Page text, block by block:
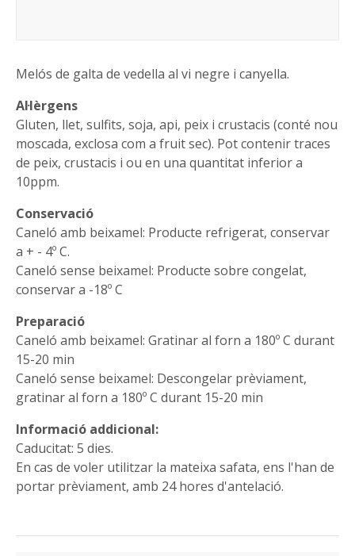
Melós de galta de vedella al vi negre i canyella.
Al·lèrgens
Gluten, llet, sulfits, soja, api, peix i crustacis (conté nou
moscada, exclosa com a fruit sec). Pot contenir traces
de peix, crustacis i ou en una quantitat inferior a
10ppm.
Conservació
Caneló amb beixamel: Producte refrigerat, conservar
a + - 4º C.
Caneló sense beixamel: Producte sobre congelat,
conservar a -18º C
Preparació
Caneló amb beixamel: Gratinar al forn a 180º C durant
15-20 min
Caneló sense beixamel: Descongelar prèviament,
gratinar al forn a 180º C durant 15-20 min
Informació addicional:
Caducitat: 5 dies.
En cas de voler utilitzar la mateixa safata, ens l'han de
portar prèviament, amb 24 hores d'antelació.